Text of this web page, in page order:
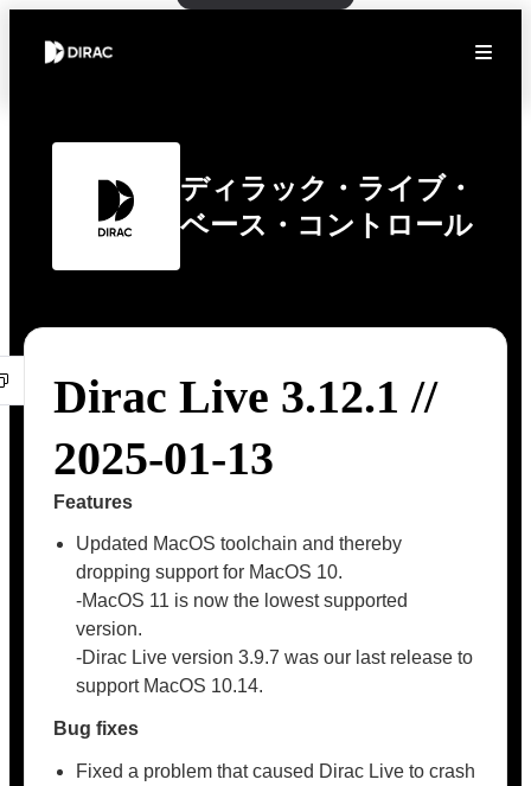
ディラック・ライブ・
ベース・コントロール
Dirac Live 3.12.1 //
2025-01-13
Features
Updated MacOS toolchain and thereby
dropping support for MacOS 10.
-MacOS 11 is now the lowest supported
version.
-Dirac Live version 3.9.7 was our last release to
support MacOS 10.14.
Bug fixes
Fixed a problem that caused Dirac Live to crash